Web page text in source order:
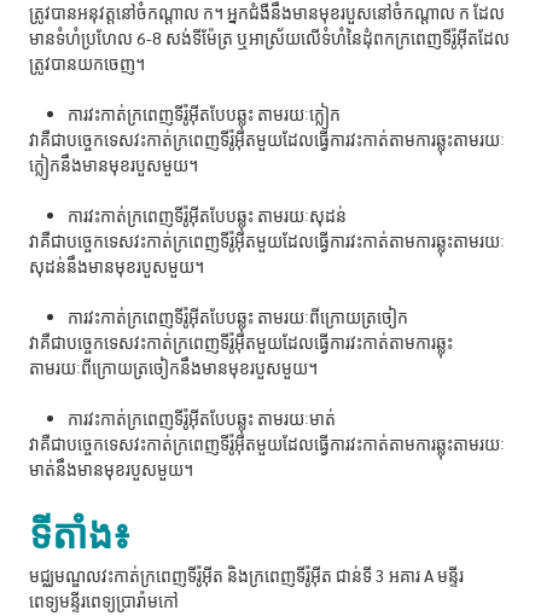
ត្រូវបានអនុវត្តនៅចំកណ្តាល ក។ អ្នកជំងឺនឹងមានមុខរបួសនៅចំកណ្តាល ក ដែល
មានទំហំប្រហែល 6-8 សង់ទីម៉ែត្រ ឬអាស្រ័យលើទំហំនៃដុំពកក្រពេញទីរ៉ូអ៊ីតដែល
ត្រូវបានយកចេញ។
ការវះកាត់ក្រពេញទីរ៉ូអ៊ីតបែបឆ្លុះ តាមរយៈក្លៀក
វាគឺជាបច្ចេកទេសវះកាត់ក្រពេញទីរ៉ូអ៊ីតមួយដែលធ្វើការវះកាត់តាមការឆ្លុះតាមរយៈ
ក្លៀកនឹងមានមុខរបួសមួយ។
ការវះកាត់ក្រពេញទីរ៉ូអ៊ីតបែបឆ្លុះ តាមរយៈសុដន់
វាគឺជាបច្ចេកទេសវះកាត់ក្រពេញទីរ៉ូអ៊ីតមួយដែលធ្វើការវះកាត់តាមការឆ្លុះតាមរយៈ
សុដន់នឹងមានមុខរបួសមួយ។
ការវះកាត់ក្រពេញទីរ៉ូអ៊ីតបែបឆ្លុះ តាមរយៈពីក្រោយត្រចៀក
វាគឺជាបច្ចេកទេសវះកាត់ក្រពេញទីរ៉ូអ៊ីតមួយដែលធ្វើការវះកាត់តាមការឆ្លុះ
តាមរយៈពីក្រោយត្រចៀកនឹងមានមុខរបួសមួយ។
ការវះកាត់ក្រពេញទីរ៉ូអ៊ីតបែបឆ្លុះ តាមរយៈមាត់
វាគឺជាបច្ចេកទេសវះកាត់ក្រពេញទីរ៉ូអ៊ីតមួយដែលធ្វើការវះកាត់តាមការឆ្លុះតាមរយៈ
មាត់នឹងមានមុខរបួសមួយ។
ទីតាំង៖
មជ្ឈមណ្ឌលវះកាត់ក្រពេញទីរ៉ូអ៊ីត និងក្រពេញទីរ៉ូអ៊ីត ជាន់ទី 3 អគារ A មន្ទីរ
ពេទ្យមន្ទីរពេទ្យប្រារ៉ាមកៅ